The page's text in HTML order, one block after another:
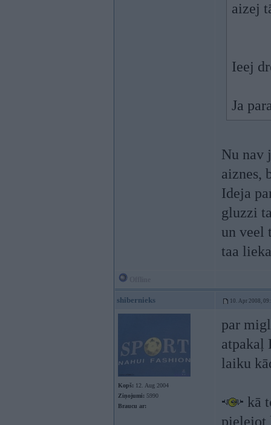
aizej
Ieej
Ja
Nu nav
aiznes,
Ideja
gluzzi
un veel
taa
shibernieks 10. Apr 2008,
Kopš: 12. Aug 2004
Ziņojumi: 5990
Braucu ar:
par
atpakaļ
laiku
kā
pielejot